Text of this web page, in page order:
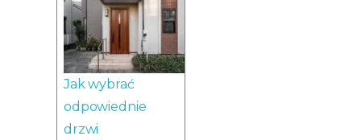
Jak wybrać
odpowiednie
drzwi